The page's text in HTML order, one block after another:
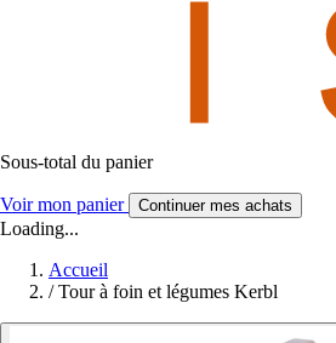
Sous-total du panier
Voir mon panier Continuer mes achats
Loading...
Accueil
/ Tour à foin et légumes Kerbl